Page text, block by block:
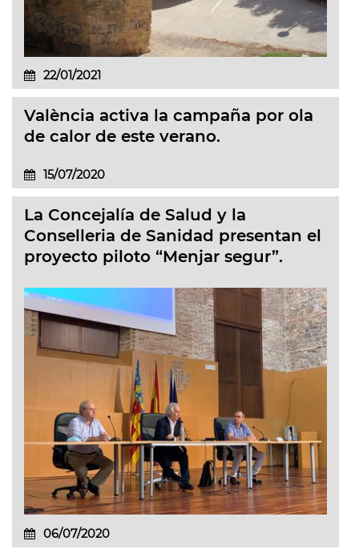
22/01/2021
València activa la campaña por ola
de calor de este verano.
15/07/2020
La Concejalía de Salud y la
Conselleria de Sanidad presentan el
proyecto piloto “Menjar segur”.
06/07/2020